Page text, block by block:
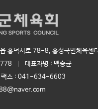
홍덕서로 78-8, 홍성국민체육센
대표자명 : 백승균
팩스 : 041-634-6603